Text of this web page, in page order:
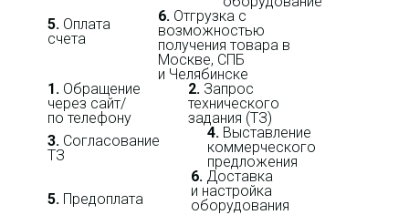
5. Оплата
счета
6. Отгрузка с
возможностью
получения товара в
Москве, СПБ
и Челябинске
1. Обращение
через сайт/
по телефону
2. Запрос
технического
задания (ТЗ)
3. Согласование
ТЗ
4. Выставление
коммерческого
предложения
5. Предоплата
6. Доставка
и настройка
оборудования